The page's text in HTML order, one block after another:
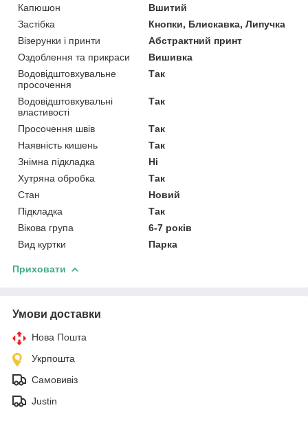
Капюшон
Вшитий
Застібка
Кнопки, Блискавка, Липучка
Візерунки і принти
Абстрактний принт
Оздоблення та прикраси
Вишивка
Водовідштовхувальне
просочення
Так
Водовідштовхувальні
властивості
Так
Просочення швів
Так
Наявність кишень
Так
Знімна підкладка
Ні
Хутряна обробка
Так
Стан
Новий
Підкладка
Так
Вікова група
6-7 років
Вид куртки
Парка
Приховати
Умови доставки
Нова Пошта
Укрпошта
Самовивіз
Justin